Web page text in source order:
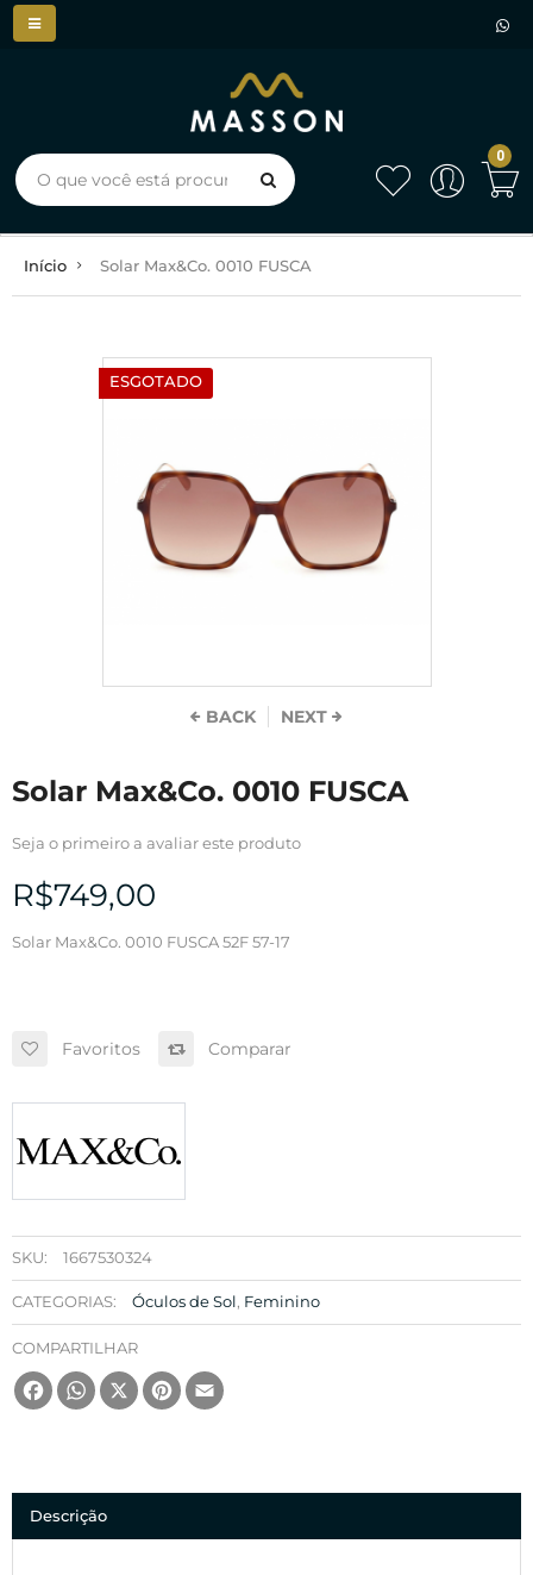
0
Início Solar Max&Co. 0010 FUSCA
BACK NEXT
ESGOTADO
Solar Max&Co. 0010 FUSCA
Seja o primeiro a avaliar este produto
R$749,00
Solar Max&Co. 0010 FUSCA 52F 57-17
Favoritos Comparar
SKU: 1667530324
CATEGORIAS: Óculos de Sol, Feminino
COMPARTILHAR
FacebookWhatsApp
X Pinterest
Descrição